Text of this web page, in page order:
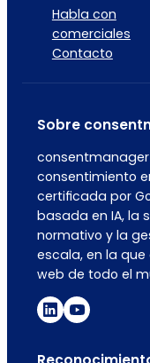
Habla con
comerciales
Contacto
Sobre
consentimiento
certificada por
basada en IA, la
normativo y la
escala, en la que
web de todo el